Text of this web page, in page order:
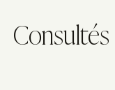
Consultés